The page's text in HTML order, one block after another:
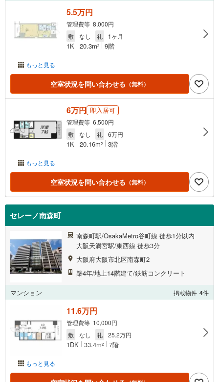
もっと見る
5.5万円
管理費等 8,000円
敷
なし 礼 1ヶ月
1K 20.3m2 9階
空室状況を問い合わせる （無料）
もっと見る
6万円 即入居可
管理費等 6,500円
敷
なし 礼 6万円
1K 20.16m2 3階
空室状況を問い合わせる （無料）
セレーノ南森町
南森町駅/OsakaMetro谷町線 徒歩1分以内
大阪天満宮駅/東西線 徒歩3分
大阪府大阪市北区南森町2
築4年/地上14階建て/鉄筋コンクリート
マンション 掲載物件 4件
もっと見る
11.6万円
管理費等 10,000円
敷
なし 礼 25.2万円
1DK 33.4m2 7階